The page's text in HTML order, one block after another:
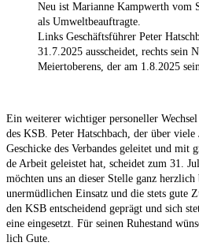
Neu ist Mari­an­ne Kamp­werth vom
als Umwelt­be­auf­trag­te.
Links Geschäfts­füh­rer Peter
31.7.2025 aus­schei­det, rechts sein
Mei­er­to­be­r­ens, der am 1.8.2025
Ein wei­te­rer wich­ti­ger per­so­nel­ler
des KSB. Peter Hatsch­bach, der über
Geschi­cke des Ver­ban­des gelei­tet und mit
de Arbeit geleis­tet hat, schei­det zum 31.
möch­ten uns an die­ser Stel­le ganz
uner­müd­li­chen Ein­satz und die stets gute
den KSB ent­schei­dend geprägt und sich
ei­ne ein­ge­setzt. Für sei­nen Ruhe­stand
lich Gute.